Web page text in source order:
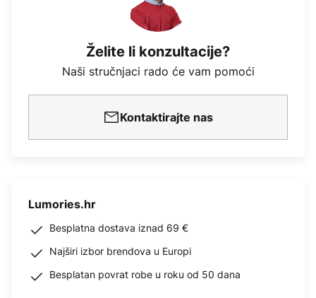
Želite li konzultacije?
Naši stručnjaci rado će vam pomoći
Kontaktirajte nas
Lumories.hr
Besplatna dostava iznad 69 €
Najširi izbor brendova u Europi
Besplatan povrat robe u roku od 50 dana